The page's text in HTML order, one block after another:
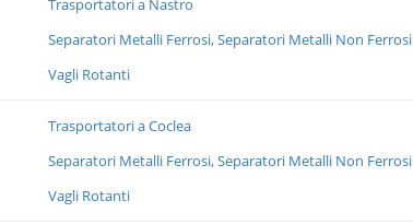
Separatori Metalli Ferrosi, Separatori Metalli Non Ferrosi
Vagli Rotanti
Trasportatori a Coclea
Separatori Metalli Ferrosi, Separatori Metalli Non Ferrosi
Vagli Rotanti